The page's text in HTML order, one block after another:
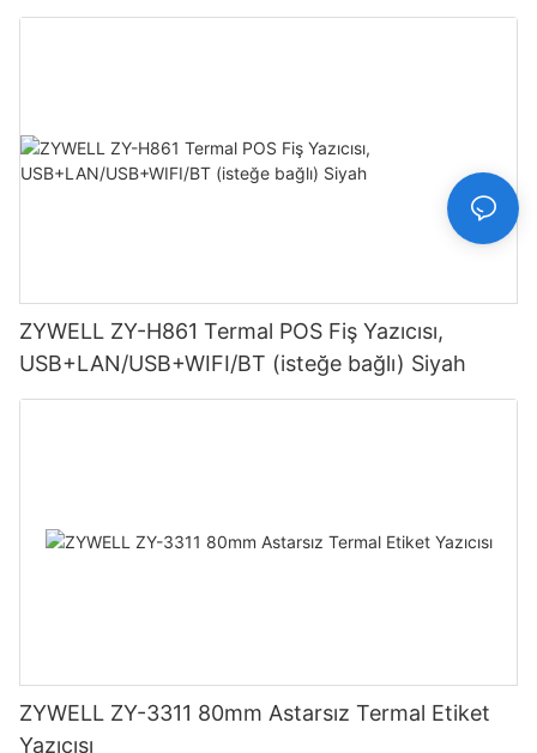
ZYWELL ZY-H861 Termal POS Fiş Yazıcısı,
USB+LAN/USB+WIFI/BT (isteğe bağlı) Siyah
ZYWELL ZY-3311 80mm Astarsız Termal Etiket
Yazıcısı